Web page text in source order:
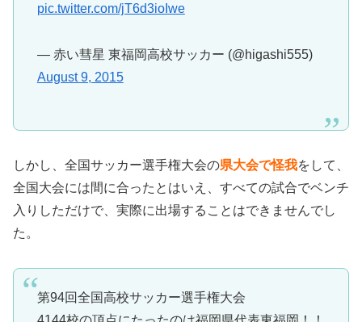
pic.twitter.com/jT6d3ioIwe
— 赤い彗星 東福岡高校サッカー (@higashi555)
August 9, 2015
しかし、全国サッカー選手権大会の県大会で怪我をして、
全国大会には間に合ったとはいえ、すべての試合でベンチ
入りしただけで、実際に出場することはできませんでし
た。
第94回全国高校サッカー選手権大会